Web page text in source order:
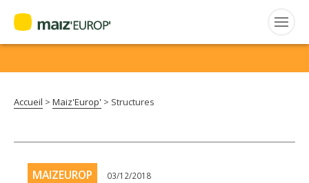
AGPM
Accueil > Maiz'Europ' > Structures
MAIZEUROP 03/12/2018